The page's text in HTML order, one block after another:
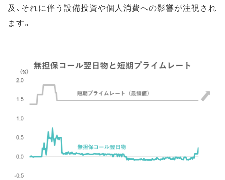
及、それに伴う設備投資や個人消費への影響が注視され
ます。